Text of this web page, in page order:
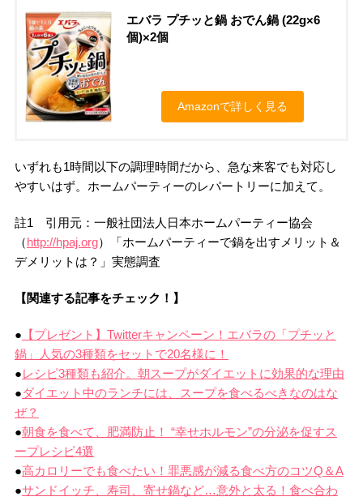
エバラ プチッと鍋 おでん鍋 (22g×6
個)×2個
Amazonで詳しく見る
いずれも1時間以下の調理時間だから、急な来客でも対応し
やすいはず。ホームパーティーのレパートリーに加えて。
註1 引用元：一般社団法人日本ホームパーティー協会
（http://hpaj.org）「ホームパーティーで鍋を出すメリット＆
デメリットは？」実態調査
【関連する記事をチェック！】
● 【プレゼント】Twitterキャンペーン！エバラの「プチッと
鍋」人気の3種類をセットで20名様に！
●レシピ3種類も紹介。朝スープがダイエットに効果的な理由
●ダイエット中のランチには、スープを食べるべきなのはな
ぜ？
●朝食を食べて、肥満防止！ “幸せホルモン”の分泌を促すス
ープレシピ4選
●高カロリーでも食べたい！罪悪感が減る食べ方のコツQ＆A
●サンドイッチ、寿司、寄せ鍋など…意外と太る！食べ合わ